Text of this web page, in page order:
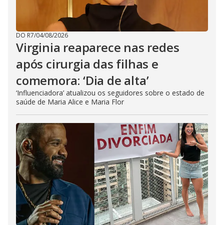
DO R7/04/08/2026
Virginia reaparece nas redes
após cirurgia das filhas e
comemora: ‘Dia de alta’
‘Influenciadora’ atualizou os seguidores sobre o estado de
saúde de Maria Alice e Maria Flor